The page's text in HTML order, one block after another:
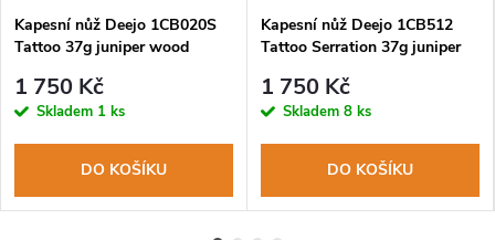
Kapesní nůž Deejo 1CB020S
Tattoo 37g juniper wood
1 750 Kč
Skladem 1 ks
DO KOŠÍKU
Kapesní nůž Deejo 1CB512
Tattoo Serration 37g juniper
1 750 Kč
Skladem 8 ks
DO KOŠÍKU